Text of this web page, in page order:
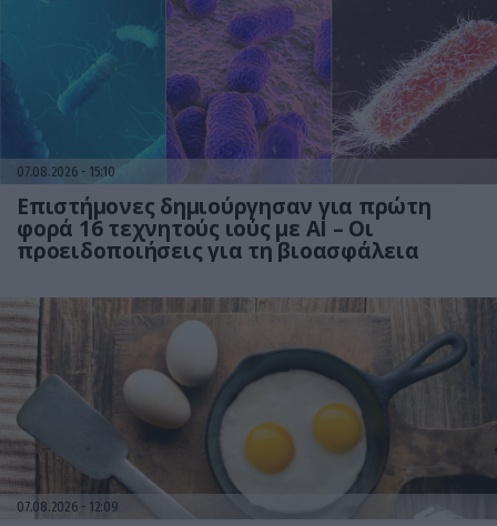
07.08.2026 15:10
Επιστήμονες δημιούργησαν για πρώτη
φορά 16 τεχνητούς ιούς με AI – Οι
προειδοποιήσεις για τη βιοασφάλεια
07.08.2026 12:09